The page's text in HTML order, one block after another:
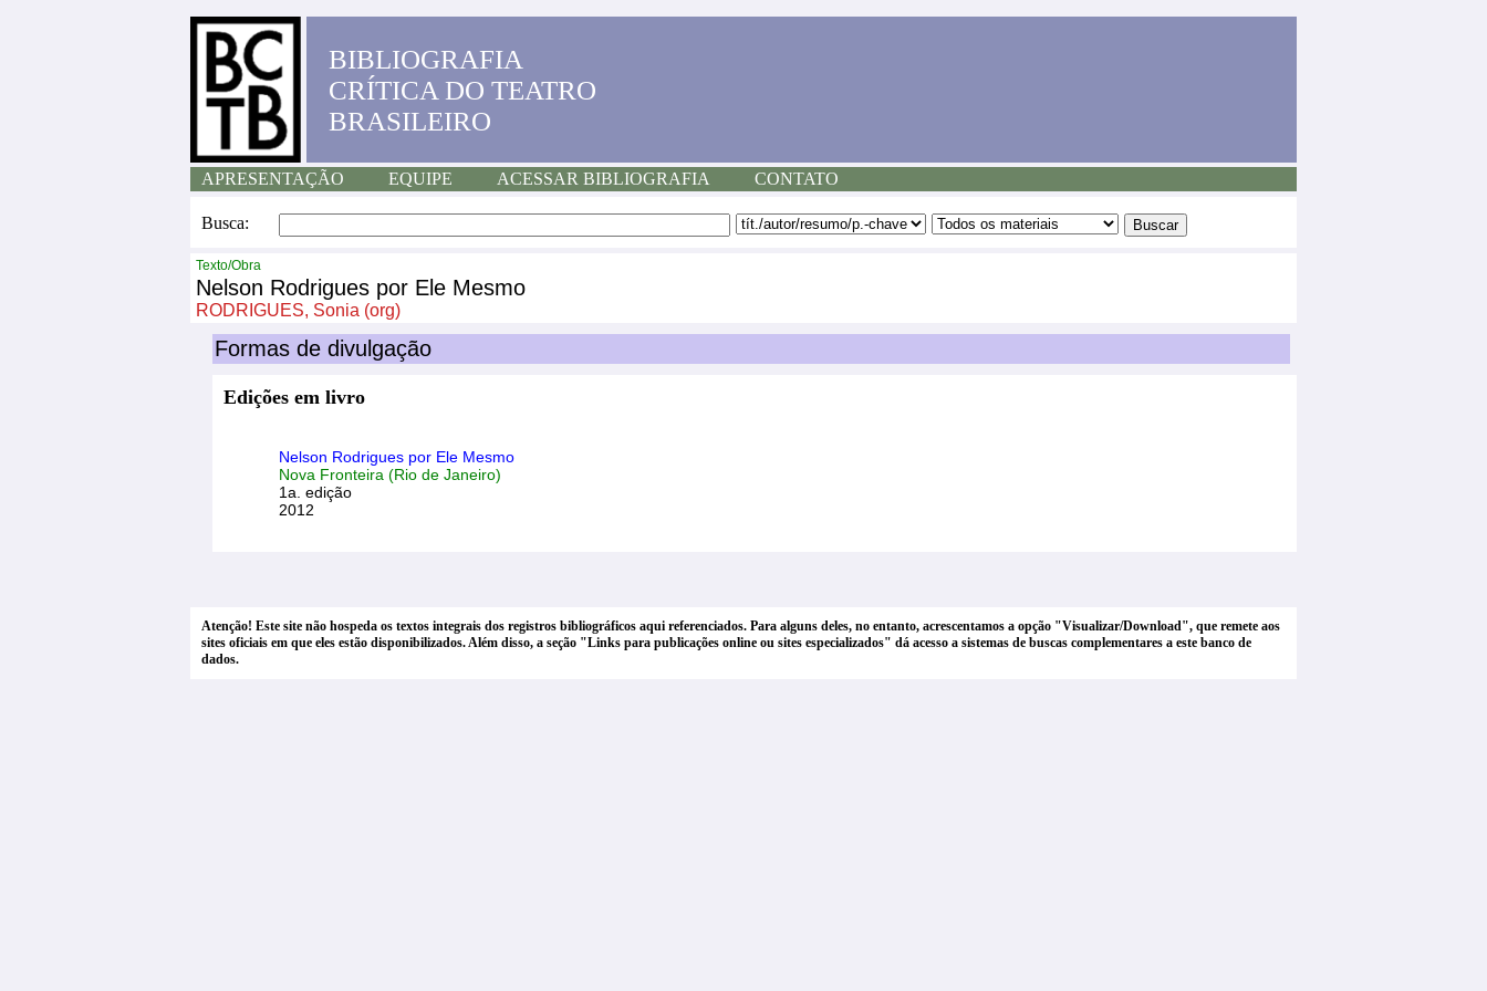
BIBLIOGRAFIA
CRÍTICA DO TEATRO
BRASILEIRO
APRESENTAÇÃO EQUIPE ACESSAR BIBLIOGRAFIA CONTATO
Busca:
Texto/Obra
Nelson Rodrigues por Ele Mesmo
RODRIGUES, Sonia (org)
Formas de divulgação
Edições em livro
Nelson Rodrigues por Ele Mesmo
Nova Fronteira (Rio de Janeiro)
1a. edição
2012
Atenção! Este site não hospeda os textos integrais dos registros bibliográficos aqui referenciados. Para alguns deles, no entanto, acrescentamos a opção "Visualizar/Download", que remete aos
sites oficiais em que eles estão disponibilizados. Além disso, a seção "Links para publicações online ou sites especializados" dá acesso a sistemas de buscas complementares a este banco de
dados.